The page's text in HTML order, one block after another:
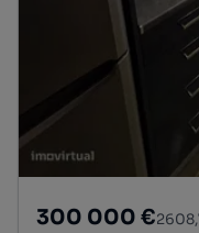
300 000 €